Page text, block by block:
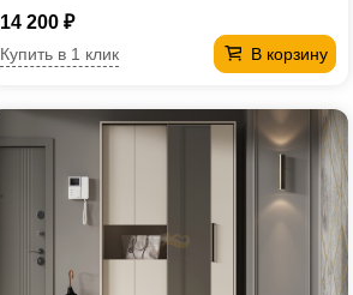
14 200 ₽
В корзину
Купить в 1 клик